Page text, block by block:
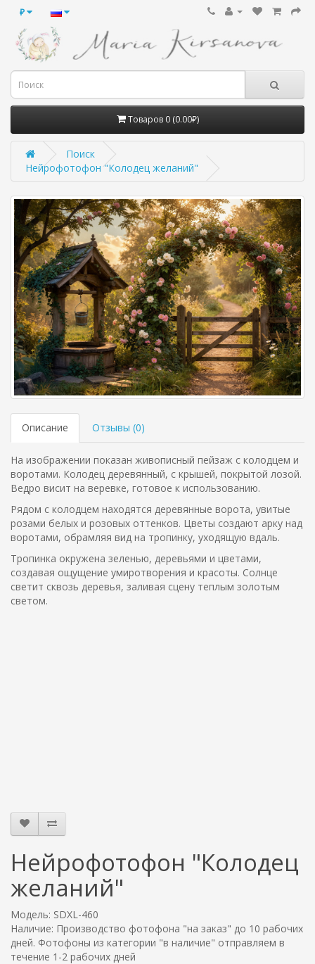
₽
Товаров 0 (0.00₽)
Поиск
Нейрофотофон "Колодец желаний"
Описание Отзывы (0)
На изображении показан живописный пейзаж с колодцем и
воротами. Колодец деревянный, с крышей, покрытой лозой.
Ведро висит на веревке, готовое к использованию.
Рядом с колодцем находятся деревянные ворота, увитые
розами белых и розовых оттенков. Цветы создают арку над
воротами, обрамляя вид на тропинку, уходящую вдаль.
Тропинка окружена зеленью, деревьями и цветами,
создавая ощущение умиротворения и красоты. Солнце
светит сквозь деревья, заливая сцену теплым золотым
светом.
Нейрофотофон "Колодец
желаний"
Модель: SDXL-460
Наличие: Производство фотофона "на заказ" до 10 рабочих
дней. Фотофоны из категории "в наличие" отправляем в
течение 1-2 рабочих дней